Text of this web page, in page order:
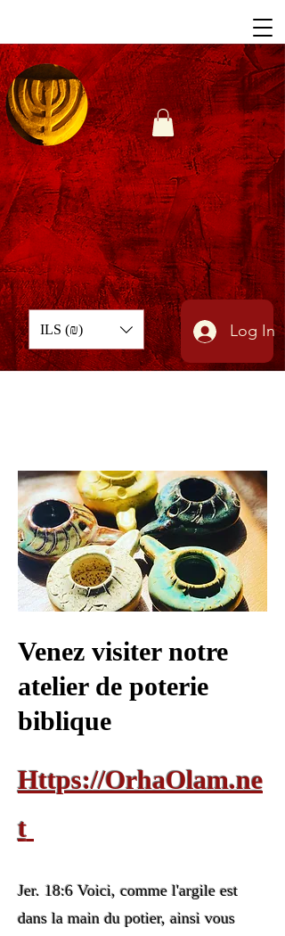
ILS (₪) Log In
Venez visiter notre
atelier de poterie
biblique
Https://OrhaOlam.ne
t
Jer. 18:6 Voici, comme l'argile est
dans la main du potier, ainsi vous